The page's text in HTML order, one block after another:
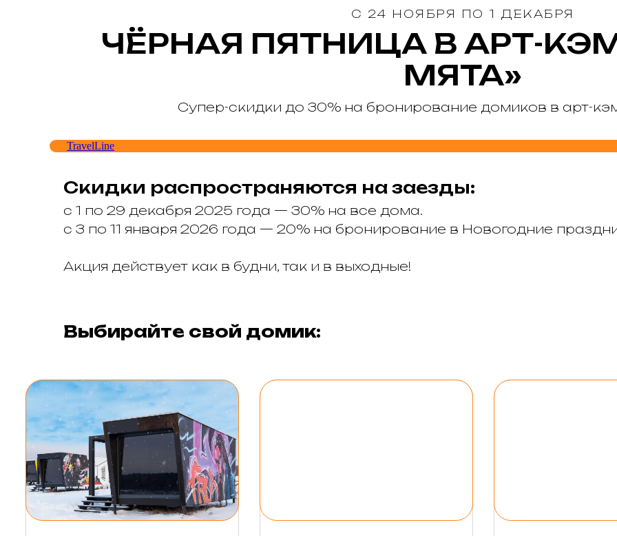
С 24 НОЯБРЯ ПО 1 ДЕКАБРЯ
ЧЁРНАЯ ПЯТНИЦА В АРТ-
МЯТА»
Супер-скидки до 30% на бронирование домиков в арт-
TravelLine
Скидки распространяются на заезды:
с 1 по 29 декабря 2025 года — 30% на все дома.
с 3 по 11 января 2026 года — 20% на бронирование в Новогодние
Акция действует как в будни, так и в выходные!
Выбирайте свой домик: